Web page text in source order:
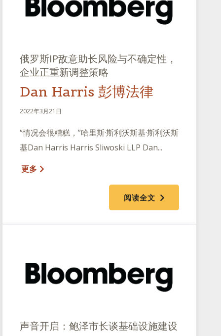
俄罗斯IP敌意助长风险与不确定性，
企业正重新调整策略
Dan Harris 彭博法律
2022年3月21日
“情况会很糟糕，”哈里斯·斯利沃斯基·斯利沃斯
基Dan Harris Harris Sliwoski LLP Dan...
更多
阅读全文
声音开启：鲍泽市长谈基础设施建设